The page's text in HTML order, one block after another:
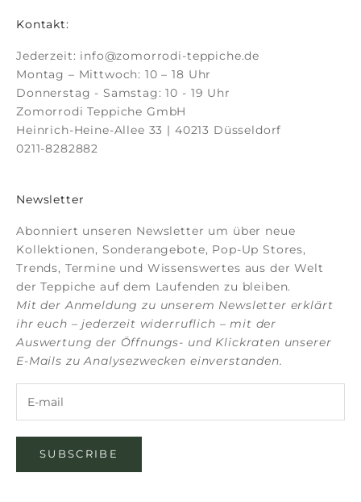
Kontakt:
Jederzeit: info@zomorrodi-teppiche.de
Montag – Mittwoch: 10 – 18 Uhr
Donnerstag - Samstag: 10 - 19 Uhr
Zomorrodi Teppiche GmbH
Heinrich-Heine-Allee 33 | 40213 Düsseldorf
0211-8282882
Newsletter
Abonniert unseren Newsletter um über neue
Kollektionen, Sonderangebote, Pop-Up Stores,
Trends, Termine und Wissenswertes aus der Welt
der Teppiche auf dem Laufenden zu bleiben.
Mit der Anmeldung zu unserem Newsletter erklärt
ihr euch – jederzeit widerruflich – mit der
Auswertung der Öffnungs- und Klickraten unserer
E-Mails zu Analysezwecken einverstanden.
SUBSCRIBE